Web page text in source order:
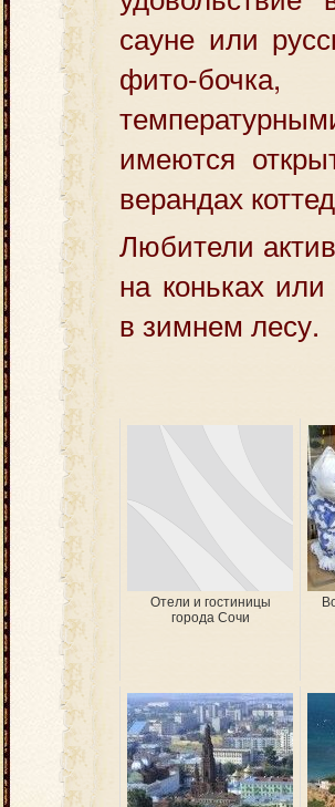
сауне или
фито-
имеются
верандах
Любители
на коньках
в зимнем лесу.
Отели и гостиницы
города Сочи